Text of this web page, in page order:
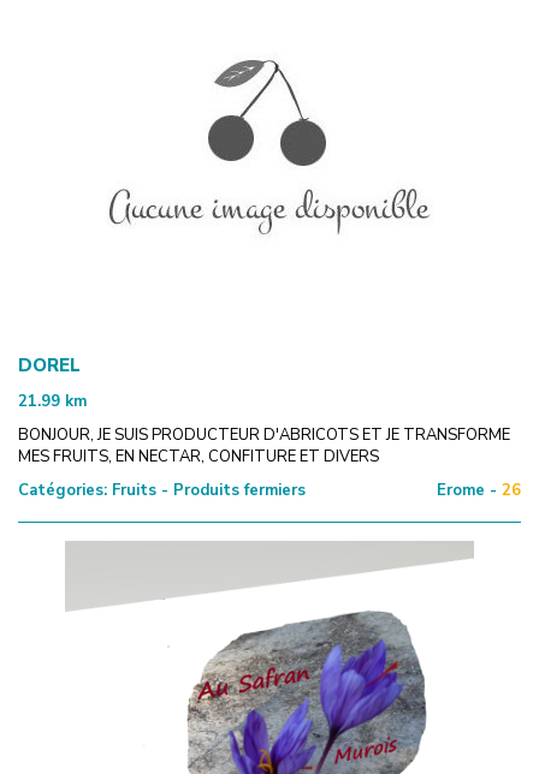
DOREL
21.99 km
BONJOUR, JE SUIS PRODUCTEUR D'ABRICOTS ET JE TRANSFORME
MES FRUITS, EN NECTAR, CONFITURE ET DIVERS
Catégories: Fruits - Produits fermiers Erome - 26